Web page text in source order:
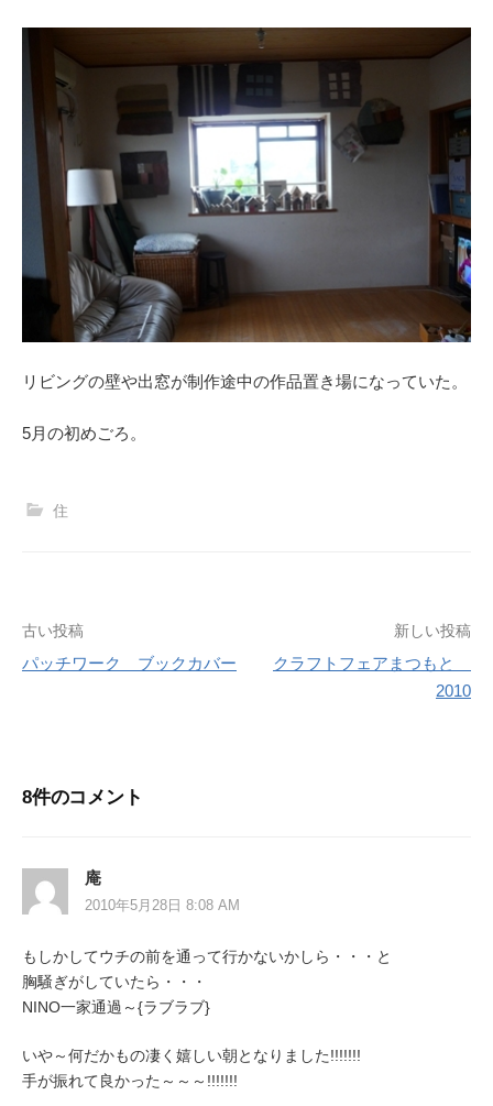
リビングの壁や出窓が制作途中の作品置き場になっていた。
5月の初めごろ。
住
投
稿
ゲ
シ
ョ
ン
古い投稿
パッチワーク ブックカバー
新しい投稿
クラフトフェアまつもと
2010
8件のコメント
庵
2010年5月28日 8:08 AM
もしかしてウチの前を通って行かないかしら・・・と
胸騒ぎがしていたら・・・
NINO一家通過～{ラブラブ}
いや～何だかもの凄く嬉しい朝となりました!!!!!!!
手が振れて良かった～～～!!!!!!!